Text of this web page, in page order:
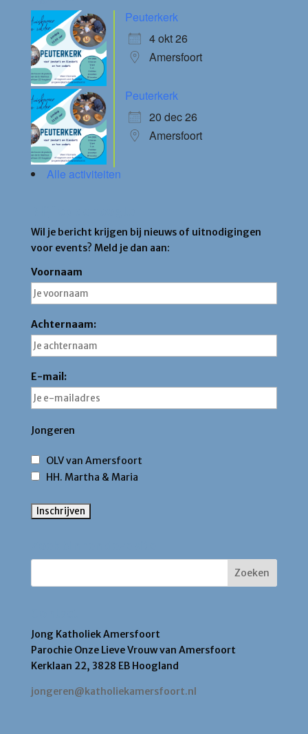
Peuterkerk
4 okt 26
Amersfoort
Peuterkerk
20 dec 26
Amersfoort
Alle activiteiten
Wil je bericht krijgen bij nieuws of uitnodigingen
voor events? Meld je dan aan:
Voornaam
Achternaam:
E-mail:
Jongeren
OLV van Amersfoort
HH. Martha & Maria
Jong Katholiek Amersfoort
Parochie Onze Lieve Vrouw van Amersfoort
Kerklaan 22, 3828 EB Hoogland
jongeren@katholiekamersfoort.nl